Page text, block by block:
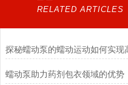
RELATED ARTICLES
蠕动泵助力药剂包衣领域的优势